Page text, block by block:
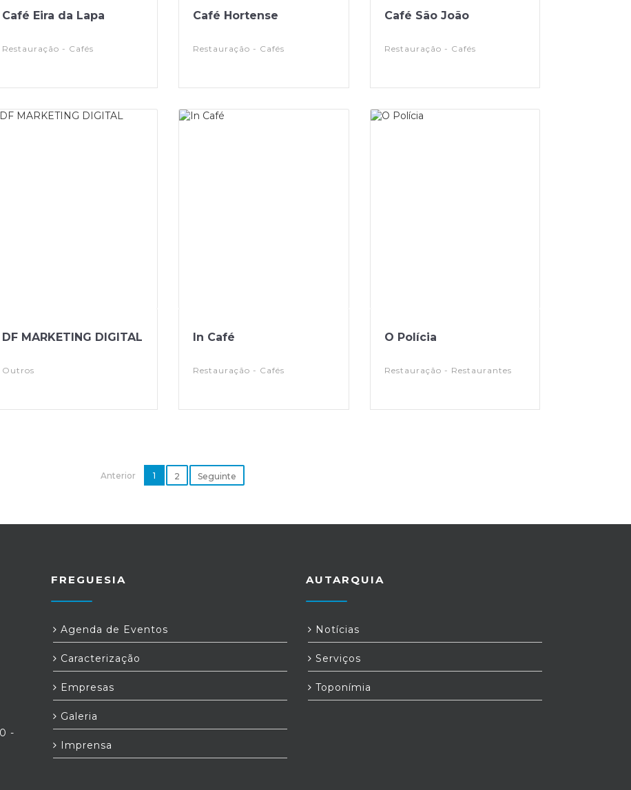
Café Eira da Lapa
Restauração - Cafés
Café Hortense
Restauração - Cafés
Café São João
Restauração - Cafés
DF MARKETING DIGITAL
Outros
In Café
Restauração - Cafés
O Polícia
Restauração - Restaurantes
Anterior 1 2 Seguinte
-
FREGUESIA
Agenda de Eventos
Caracterização
Empresas
Galeria
Imprensa
AUTARQUIA
Notícias
Serviços
Toponímia